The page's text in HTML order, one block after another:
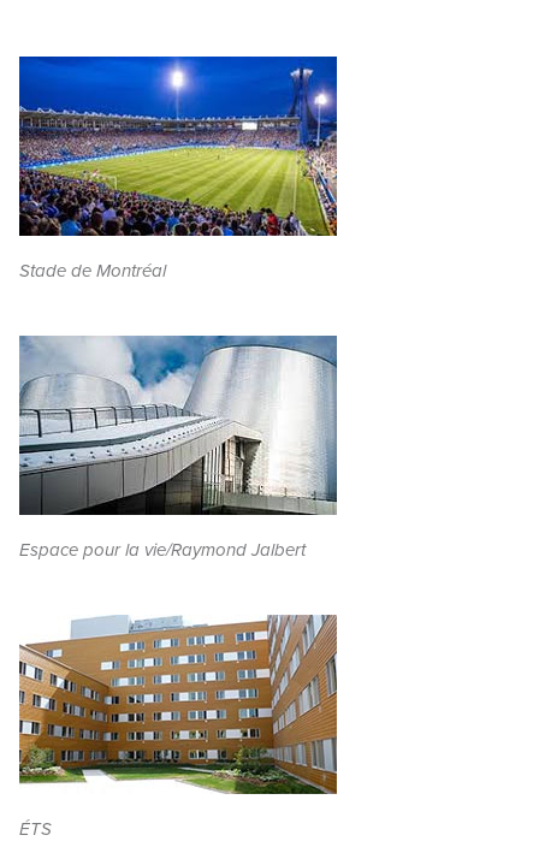
Stade de Montréal
Espace pour la vie/Raymond Jalbert
ÉTS